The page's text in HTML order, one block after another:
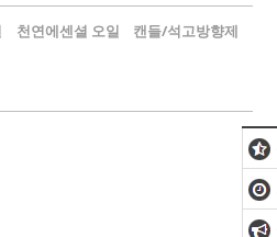
천연에센셜 오일 캔들/석고방향제